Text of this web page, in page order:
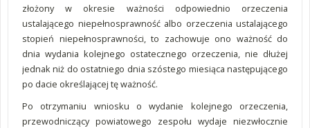
złożony w okresie ważności odpowiednio orzeczenia
ustalającego niepełnosprawność albo orzeczenia ustalającego
stopień niepełnosprawności, to zachowuje ono ważność do
dnia wydania kolejnego ostatecznego orzeczenia, nie dłużej
jednak niż do ostatniego dnia szóstego miesiąca następującego
po dacie określającej tę ważność.
Po otrzymaniu wniosku o wydanie kolejnego orzeczenia,
przewodniczący powiatowego zespołu wydaje niezwłocznie